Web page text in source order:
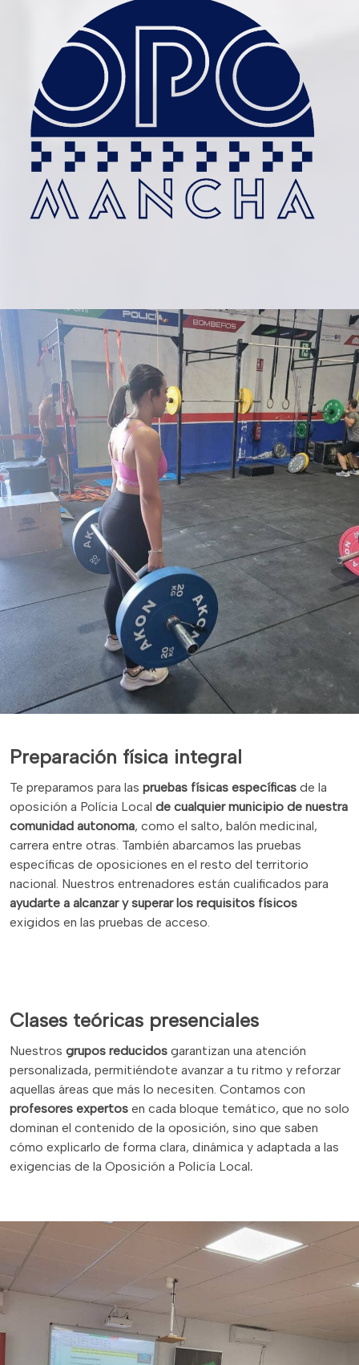
Preparación física integral
Te preparamos para las pruebas físicas específicas de la
oposición a Polícia Local de cualquier municipio de nuestra
comunidad autonoma, como el salto, balón medicinal,
carrera entre otras. También abarcamos las pruebas
específicas de oposiciones en el resto del territorio
nacional. Nuestros entrenadores están cualificados para
ayudarte a alcanzar y superar los requisitos físicos
exigidos en las pruebas de acceso.
Clases teóricas presenciales
Nuestros grupos reducidos garantizan una atención
personalizada, permitiéndote avanzar a tu ritmo y reforzar
aquellas áreas que más lo necesiten. Contamos con
profesores expertos en cada bloque temático, que no solo
dominan el contenido de la oposición, sino que saben
cómo explicarlo de forma clara, dinámica y adaptada a las
exigencias de la Oposición a Policía Local.